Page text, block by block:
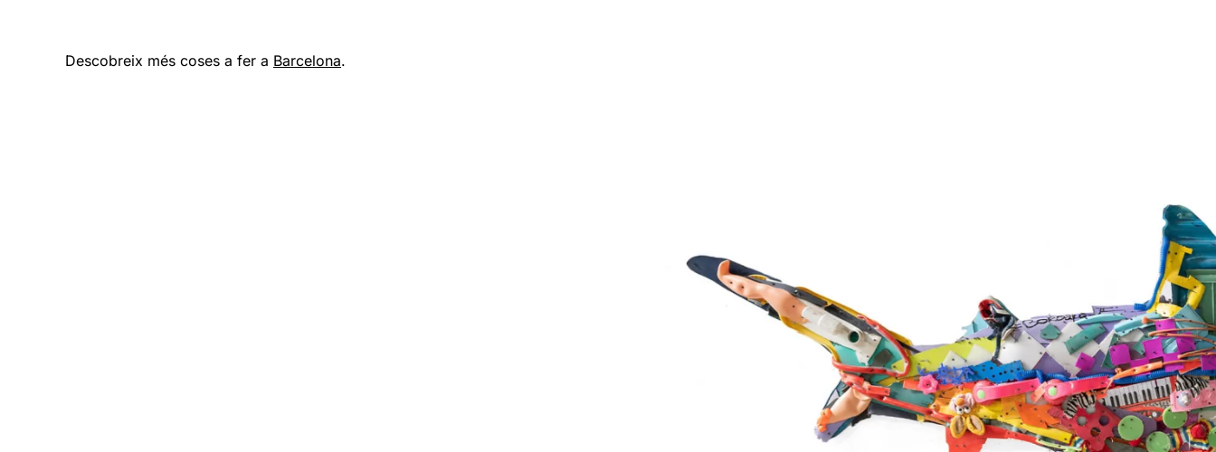
Descobreix més coses a fer a Barcelona.